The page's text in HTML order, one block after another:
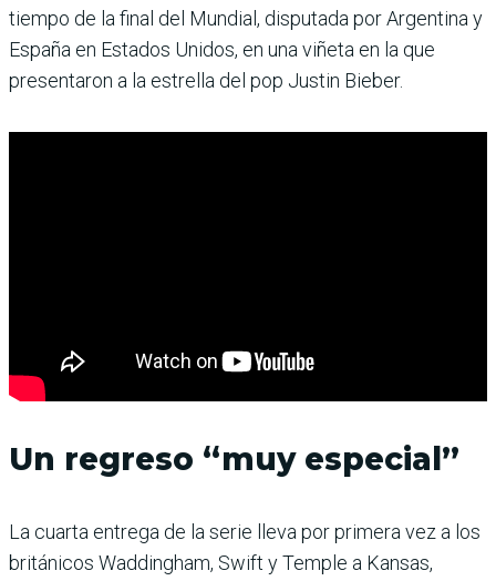
tiempo de la final del Mundial, disputada por Argentina y
España en Estados Unidos, en una viñeta en la que
presentaron a la estrella del pop Justin Bieber.
Un regreso “muy especial”
La cuarta entrega de la serie lleva por primera vez a los
británicos Waddingham, Swift y Temple a Kansas,